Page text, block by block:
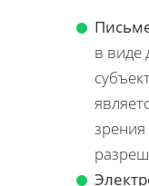
в виде
зрения